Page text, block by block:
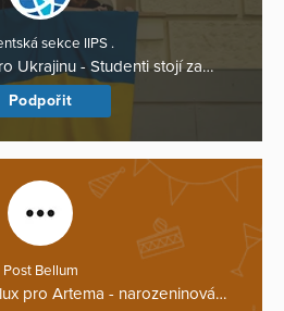
sekce IIPS .
Ukrajinu - Studenti stojí za…
Podpořit
Post Bellum
pro Artema - narozeninová…